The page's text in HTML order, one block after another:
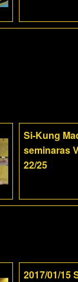
Si-Kung
seminaras
22/25
2017/01/15